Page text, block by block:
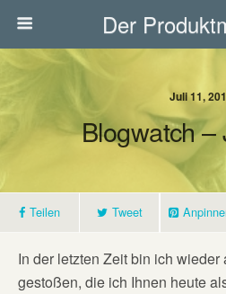
Der
Juli 11,
Blogwatch –
Teilen Tweet
In der letzten Zeit bin ich wieder
gestoßen, die ich Ihnen heute